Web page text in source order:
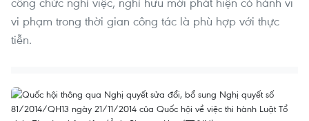
vi phạm trong thời gian công tác là phù hợp với thực
tiễn.